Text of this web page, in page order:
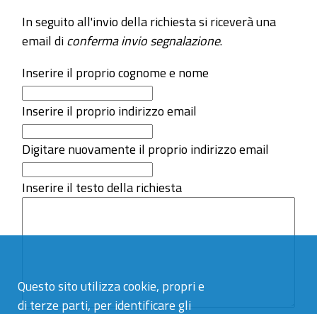
Questo sito utilizza cookie, propri e
di terze parti, per identificare gli
In seguito all'invio della richiesta si riceverà una
email diconferma invio segnalazione.
Inserire il proprio cognome e nome
Inserire il proprio indirizzo email
Digitare nuovamente il proprio indirizzo email
Inserire il testo della richiesta